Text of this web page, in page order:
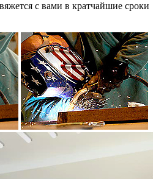
с вами в кратчайшие сроки